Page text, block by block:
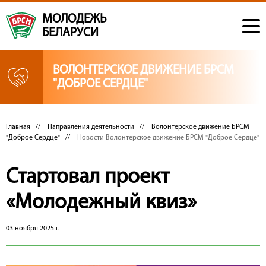
МОЛОДЕЖЬ
БЕЛАРУСИ
ВОЛОНТЕРСКОЕ ДВИЖЕНИЕ БРСМ
"ДОБРОЕ СЕРДЦЕ"
Главная // Направления деятельности //
Волонтерское движение БРСМ
"Доброе Сердце" // Новости Волонтерское движение БРСМ "Доброе Сердце"
Стартовал проект
«Молодежный квиз»
03 ноября 2025 г.